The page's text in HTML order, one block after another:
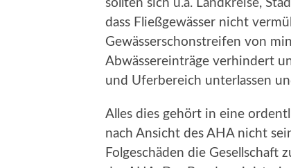
sollten sich u.a. Landkreise,
dass Fließgewässer nicht
Gewässerschonstreifen von
Abwässereinträge verhindert
und Uferbereich unterlassen
Alles dies gehört in eine
nach Ansicht des AHA nicht
Folgeschäden die Gesellschaft